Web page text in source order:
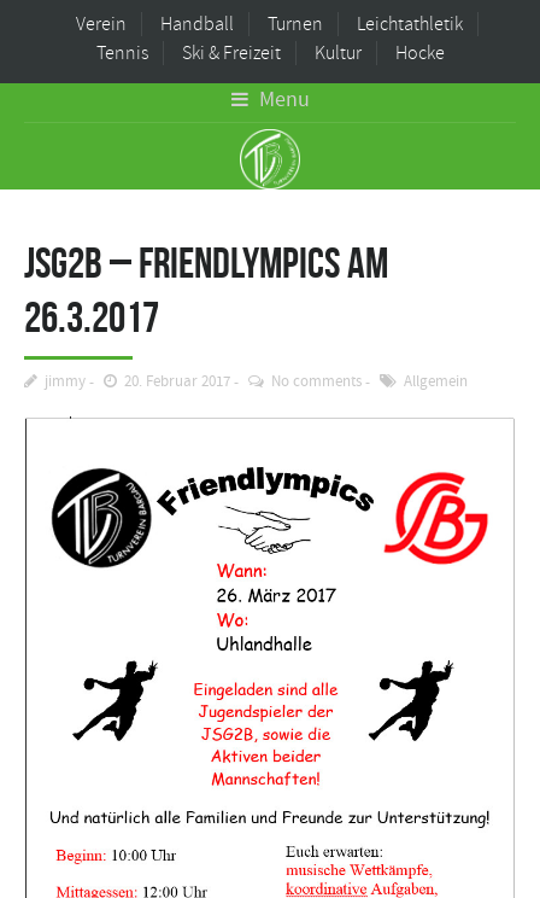
Verein Handball Turnen
Leichtathletik
Tennis
Ski & Freizeit Kultur Hocke
Menu
JSG2B – Friendlympics am
26.3.2017
jimmy 20. Februar 2017 No comments Allgemein